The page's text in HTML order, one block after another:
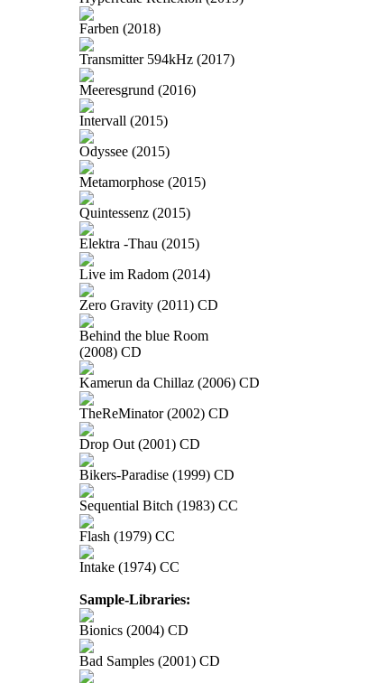
Farben (2018)
Transmitter 594kHz (2017)
Meeresgrund (2016)
Intervall (2015)
Odyssee (2015)
Metamorphose (2015)
Quintessenz (2015)
Elektra -Thau (2015)
Live im Radom (2014)
Zero Gravity (2011) CD
Behind the blue Room
(2008) CD
Kamerun da Chillaz (2006) CD
TheReMinator (2002) CD
Drop Out (2001) CD
Bikers-Paradise (1999) CD
Sequential Bitch (1983) CC
Flash (1979) CC
Intake (1974) CC
Sample-Libraries:
Bionics (2004) CD
Bad Samples (2001) CD